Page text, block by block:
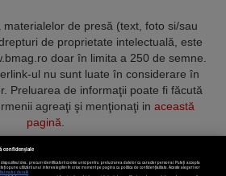
de presă (text, foto si/sau
de proprietate intelectuală, este
doar în limita a 250 de semne.
ul nu sunt luate în considerare în
Preluarea de informaţii poate fi făcută
agreaţi şi menţionaţi in această
pagină.
confidențiale
dispozitivul dvs., precum identificatorii cookie unici pentru prelucrarea datelor cu caracter personal. Puteți accepta
opune utilizării unui interes legitim în orice moment pe pagina cu politica de confidențialitate. Aceste alegeri vor
multe detalii